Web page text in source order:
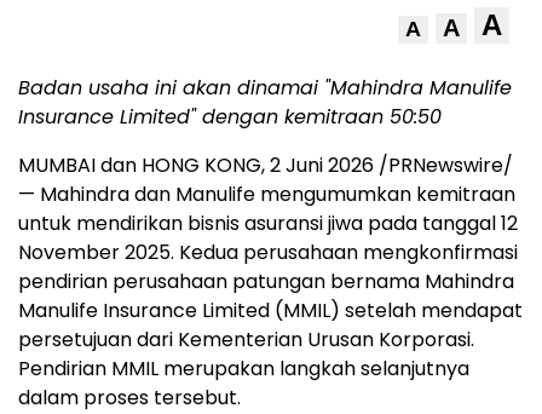
A A A
Badan usaha ini akan dinamai "Mahindra Manulife
Insurance Limited" dengan kemitraan 50:50
MUMBAI dan HONG KONG,2 Juni 2026 /PRNewswire/
— Mahindra dan Manulife mengumumkan kemitraan
untuk mendirikan bisnis asuransi jiwa pada tanggal 12
November 2025. Kedua perusahaan mengkonfirmasi
pendirian perusahaan patungan bernama Mahindra
Manulife Insurance Limited (MMIL) setelah mendapat
persetujuan dari Kementerian Urusan Korporasi.
Pendirian MMIL merupakan langkah selanjutnya
dalam proses tersebut.